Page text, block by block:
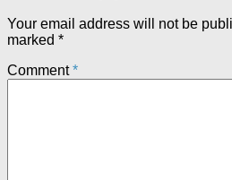
Your email address will not be
marked *
Comment*